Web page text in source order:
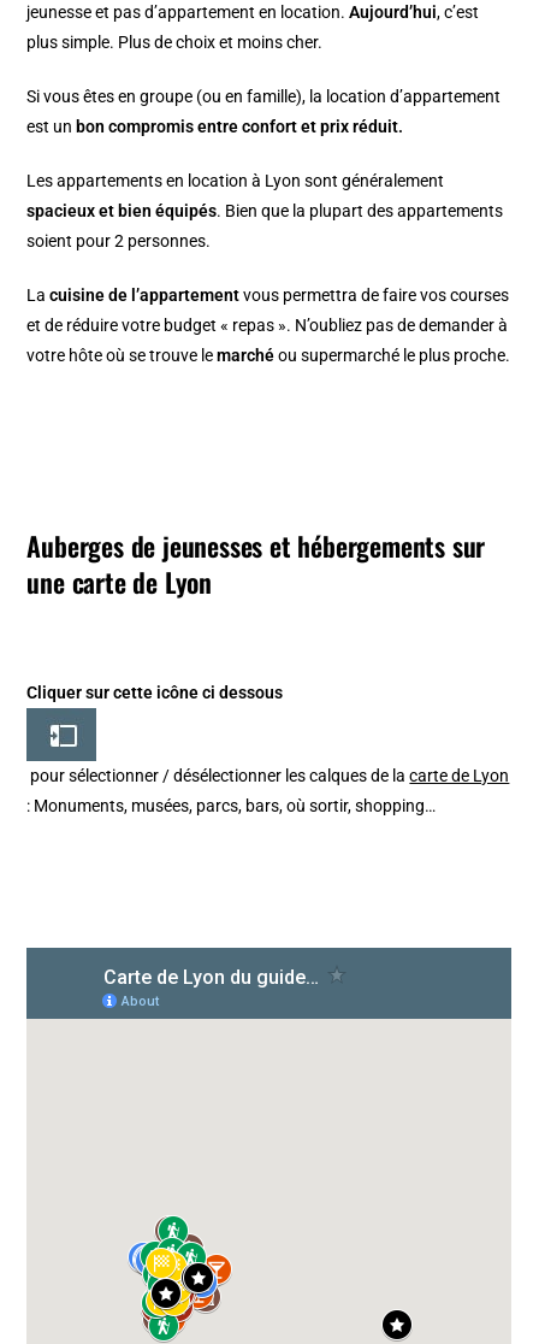
jeunesse et pas d’appartement en location.Aujourd’hui, c’est
plus simple. Plus de choix et moins cher.
Si vous êtes en groupe (ou en famille), la location d’appartement
est un bon compromis entre confort et prix réduit.
Les appartements en location à Lyon sont généralement
spacieux et bien équipés. Bien que la plupart des appartements
soient pour 2 personnes.
Lacuisine de l’appartementvous permettra de faire vos courses
et de réduire votre budget « repas ». N’oubliez pas de demander à
votre hôte où se trouve lemarchéou supermarché le plus proche.
Auberges de jeunesses et hébergements sur
une carte de Lyon
Cliquer sur cette icône ci dessous
pour sélectionner / désélectionner les calques de lacarte de Lyon
: Monuments, musées, parcs, bars, où sortir, shopping…